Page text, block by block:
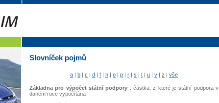
Slovníček pojmů
a | b | c | d | f | n | o | p | r | s | t | u | v | z | vše
Základna pro výpočet státní podpory : částka, z které je státní podpora v
daném roce vypočítána